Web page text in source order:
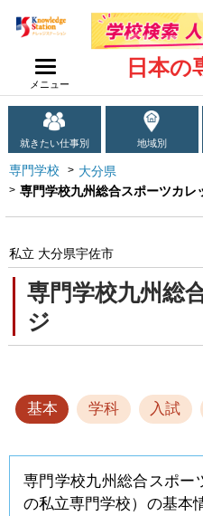
メニュー
日本の
就きたい仕事別 地域別
専門学校
大分県
専門学校九州総合スポーツカレ
専門学校九州総
ジ
私立 大分県宇佐市
基本 学科 入試
専門学校九州総合スポー
の私立専門学校）の基本